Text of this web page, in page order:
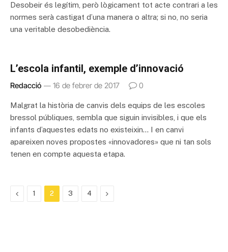
Desobeir és legítim, però lògicament tot acte contrari a les
normes serà castigat d’una manera o altra; si no, no seria
una veritable desobediència.
L’escola infantil, exemple d’innovació
Redacció 16 de febrer de 2017 0
Malgrat la història de canvis dels equips de les escoles
bressol públiques, sembla que siguin invisibles, i que els
infants d’aquestes edats no existeixin… I en canvi
apareixen noves propostes «innovadores» que ni tan sols
tenen en compte aquesta etapa.
Previous
1 2 3 4 Next